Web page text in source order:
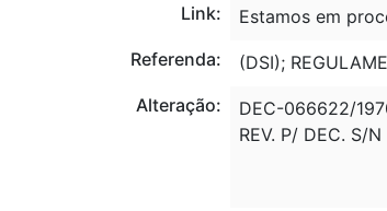
Link:
Estamos em
Referenda:
(DSI);
Alteração:
DEC-066622/
REV. P/ DEC. S/